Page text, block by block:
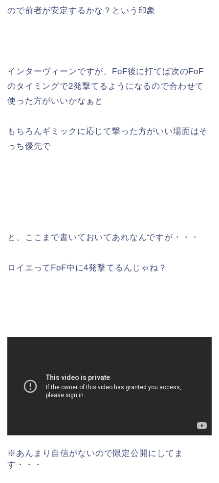
ので前者が安定するかな？という印象
インターヴィーンですが、FoF後に打てば次のFoF
のタイミングで2発撃てるようになるので合わせて
使った方がいいかなぁと
もちろんギミックに応じて撃った方がいい場面はそ
っち優先で
と、ここまで書いておいてあれなんですが・・・
ロイエってFoF中に4発撃てるんじゃね？
※あんまり自信がないので限定公開にしてま
す・・・